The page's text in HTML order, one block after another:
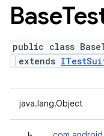
Base
public class
extends
java.lang.Object